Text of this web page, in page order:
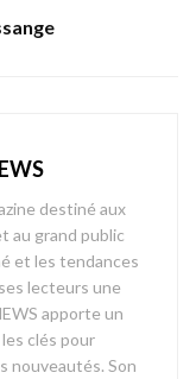
destiné aux
au grand public
et les tendances
lecteurs une
apporte un
clés pour
nouveautés. Son